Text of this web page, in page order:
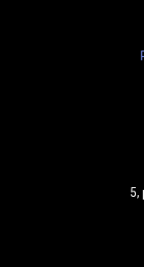
5,